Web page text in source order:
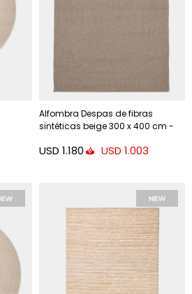
Alfombra Despas de fibras
sintéticas beige 300 x 400 cm -
USD 1.180 USD 1.003